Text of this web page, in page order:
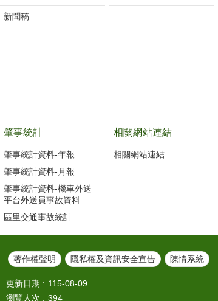
新聞稿
肇事統計
肇事統計資料-年報
肇事統計資料-月報
肇事統計資料-機車外送
平台外送員事故資料
區里交通事故統計
相關網站連結
相關網站連結
著作權聲明 隱私權及資訊安全宣告 陳情系統
更新日期
115-08-09
瀏覽人次
394